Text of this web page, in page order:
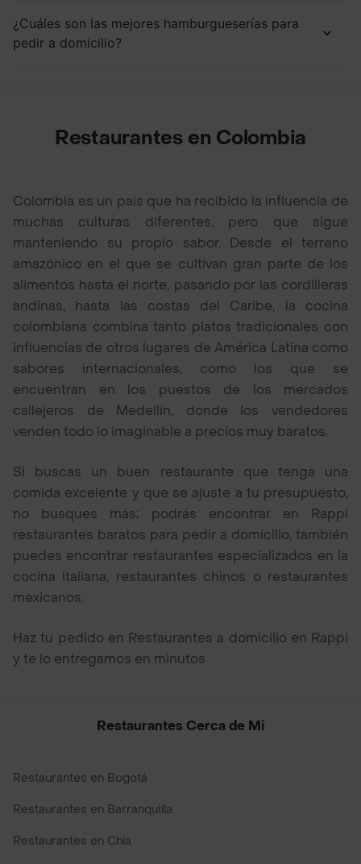
¿Cuáles son las mejores hamburgueserías para
pedir a domicilio?
Restaurantes en Colombia
Colombia es un país que ha recibido la influencia de
muchas culturas diferentes, pero que sigue
manteniendo su propio sabor. Desde el terreno
amazónico en el que se cultivan gran parte de los
alimentos hasta el norte, pasando por las cordilleras
andinas, hasta las costas del Caribe, la cocina
colombiana combina tanto platos tradicionales con
influencias de otros lugares de América Latina como
sabores internacionales, como los que se
encuentran en los puestos de los mercados
callejeros de Medellín, donde los vendedores
venden todo lo imaginable a precios muy baratos.
Si buscas un buen restaurante que tenga una
comida excelente y que se ajuste a tu presupuesto,
no busques más; podrás encontrar en Rappi
restaurantes baratos para pedir a domicilio, también
puedes encontrar restaurantes especializados en la
cocina italiana, restaurantes chinos o restaurantes
mexicanos.
Haz tu pedido en Restaurantes a domicilio en Rappi
y te lo entregamos en minutos
Restaurantes Cerca de Mi
Restaurantes en Bogotá
Restaurantes en Barranquilla
Restaurantes en Chía